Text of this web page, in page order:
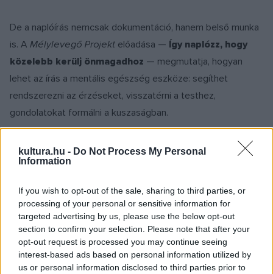
kultura.hu - Do Not Process My Personal
Information
If you wish to opt-out of the sale, sharing to third parties, or
processing of your personal or sensitive information for
targeted advertising by us, please use the below opt-out
section to confirm your selection. Please note that after your
opt-out request is processed you may continue seeing
interest-based ads based on personal information utilized by
us or personal information disclosed to third parties prior to
De a naplóírás nemcsak dokumentáció, hanem belső munka
is. A Mélylevegő Projekt előadása — Így naplózz, hogy
közelebb kerülj önmagadhoz — megmutatja, hogyan
lehet az írás a mentális egészség eszköze: segíthet
rendszerezni az érzéseket, visszatérni a testhez,
gondolatokat formálni a kuszaságban.
PánikCentrum Írásban oldódó szorongáscímű
előadásában szövegek, önarcképek, pszichológia és
Attila portréján keresztül nyerhetünk bepillantást az alkotók
belső feszültségeibe, gondolataiba és vágyaiba.
Az est folyamán dialógusba lépő naplókkal is találkozunk. A
„Te másoknak írtad a naplót, én neked”című